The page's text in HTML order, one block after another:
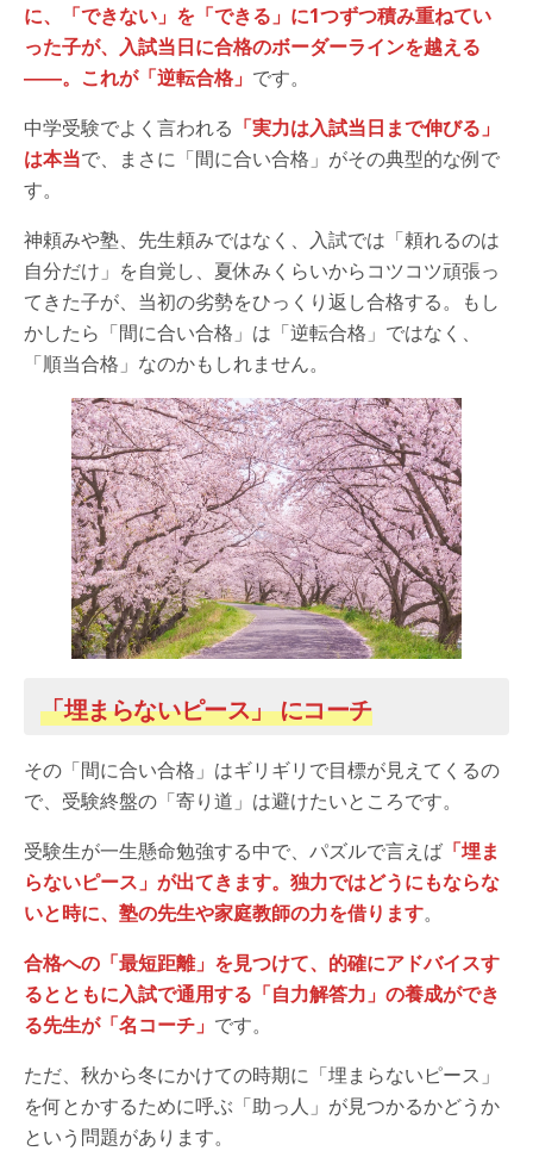
に、「できない」を「できる」に1つずつ積み重ねてい
った子が、入試当日に合格のボーダーラインを越える
――。これが「逆転合格」 です。
中学受験でよく言われる 「実力は入試当日まで伸びる」
は本当で、まさに「間に合い合格」がその典型的な例で
す。
神頼みや塾、先生頼みではなく、入試では「頼れるのは
自分だけ」を自覚し、夏休みくらいからコツコツ頑張っ
てきた子が、当初の劣勢をひっくり返し合格する。もし
かしたら「間に合い合格」は「逆転合格」ではなく、
「順当合格」なのかもしれません。
「埋まらないピース」 にコーチ
その「間に合い合格」はギリギリで目標が見えてくるの
で、受験終盤の「寄り道」は避けたいところです。
受験生が一生懸命勉強する中で、パズルで言えば 「埋ま
らないピース」が出てきます。独力ではどうにもならな
いと時に、塾の先生や家庭教師の力を借ります。
合格への「最短距離」を見つけて、的確にアドバイスす
るとともに入試で通用する「自力解答力」の養成ができ
る先生が「名コーチ」 です。
ただ、秋から冬にかけての時期に「埋まらないピース」
を何とかするために呼ぶ「助っ人」が見つかるかどうか
という問題があります。